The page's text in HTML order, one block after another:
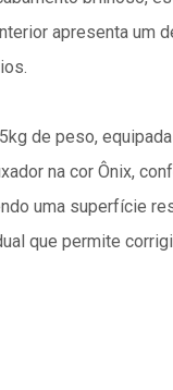
apresenta um
de peso,
na cor Ônix,
uma superfície
que permite